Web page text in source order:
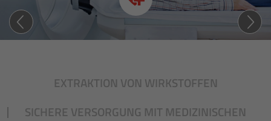
EXTRAKTION VON WIRKSTOFFEN
SICHERE VERSORGUNG MIT MEDIZINISCHEN